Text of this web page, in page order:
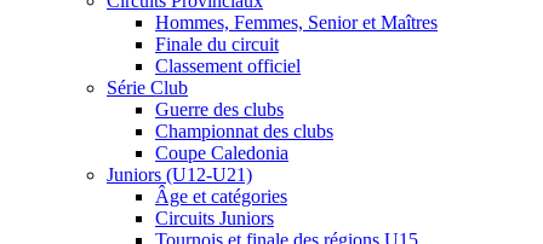
Hommes, Femmes, Senior et Maîtres
Finale du circuit
Classement officiel
Série Club
Guerre des clubs
Championnat des clubs
Coupe Caledonia
Juniors (U12-U21)
Âge et catégories
Circuits Juniors
Tournois et finale des régions U15